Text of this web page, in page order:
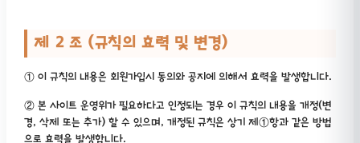
제 2 조 (규칙의 효력 및 변경)
① 이 규칙의 내용은 회원가입시 동의와 공지에 의해서 효력을 발생합니다.
② 본 사이트 운영위가 필요하다고 인정되는 경우 이 규칙의 내용을 개정(변
경, 삭제 또는 추가) 할 수 있으며, 개정된 규칙은 상기 제①항과 같은 방법
으로 효력을 발생합니다.